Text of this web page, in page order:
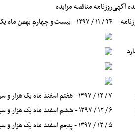
آگهیروزنامه مناقصه مزایده
۲۴ / ۱۱ / ۱۳۹۷ - بیست و چهارم بهمن ماه یک هزار و سیصد و نود و هفت
۷ / ۱۲ / ۱۳۹۷ - هفتم اسفند ماه یک هزار و سیصد و نود و هفت
۶ / ۱۲ / ۱۳۹۷ - ششم اسفند ماه یک هزار و سیصد و نود و هفت
۵ / ۱۲ / ۱۳۹۷ - پنجم اسفند ماه یک هزار و سیصد و نود و هفت